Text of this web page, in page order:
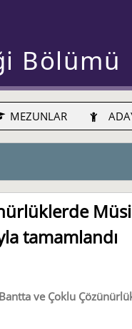
Bölümü
MEZUNLAR
tamamlandı
ve Çoklu